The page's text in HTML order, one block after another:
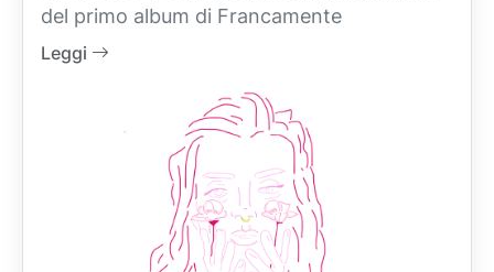
del primo album di Francamente
Leggi